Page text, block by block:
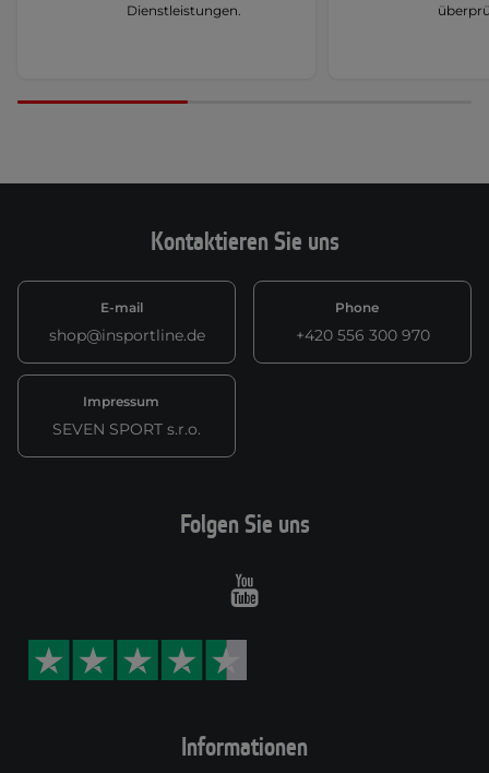
Dienstleistungen.
Kontaktieren Sie uns
E-mail
shop@insportline.de
Phone
+420 556 300 970
Impressum
SEVEN SPORT s.r.o.
Informationen
Folgen Sie uns
Youtube